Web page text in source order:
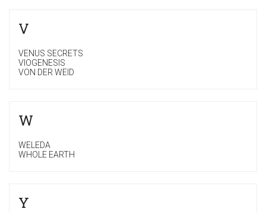
V
VENUS SECRETS
VIOGENESIS
VON DER WEID
W
WELEDA
WHOLE EARTH
Y